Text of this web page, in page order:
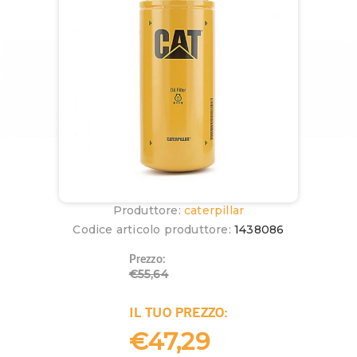
Produttore: caterpillar
Codice articolo produttore: 1438086
Prezzo:
€55,64
IL TUO PREZZO:
€47,29